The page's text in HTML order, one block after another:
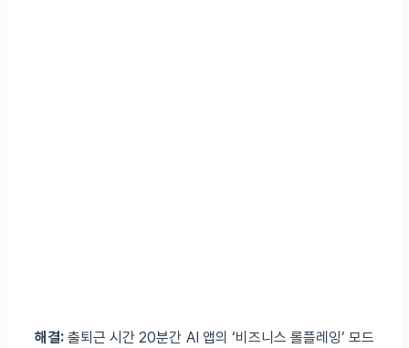
해결: 출퇴근 시간 20분간 AI 앱의 ‘비즈니스 롤플레잉’ 모드